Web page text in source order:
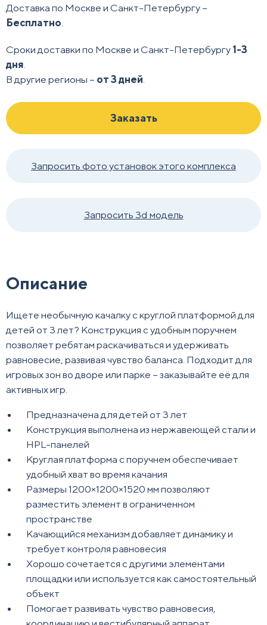
Доставка по Москве и Санкт-Петербургу –
Бесплатно.
Сроки доставки по Москве и Санкт-Петербургу 1-3
дня.
В другие регионы – от 3 дней.
Заказать
Запросить фото установок этого комплекса
Запросить 3d модель
Описание
Ищете необычную качалку с круглой платформой для
детей от 3 лет? Конструкция с удобным поручнем
позволяет ребятам раскачиваться и удерживать
равновесие, развивая чувство баланса. Подходит для
игровых зон во дворе или парке – заказывайте её для
активных игр.
Предназначена для детей от 3 лет
Конструкция выполнена из нержавеющей стали и
HPL-панелей
Круглая платформа с поручнем обеспечивает
удобный хват во время качания
Размеры 1200×1200×1520 мм позволяют
разместить элемент в ограниченном
пространстве
Качающийся механизм добавляет динамику и
требует контроля равновесия
Хорошо сочетается с другими элементами
площадки или используется как самостоятельный
объект
Помогает развивать чувство равновесия,